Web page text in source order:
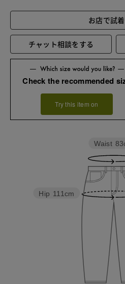
お店で試
チャット相談をする
Check the recommended
Try this item on
Hip 111cm
Waist